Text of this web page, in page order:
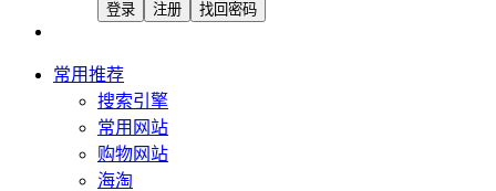
登录 注册 找回密码
常用推荐
搜索引擎
常用网站
购物网站
海淘